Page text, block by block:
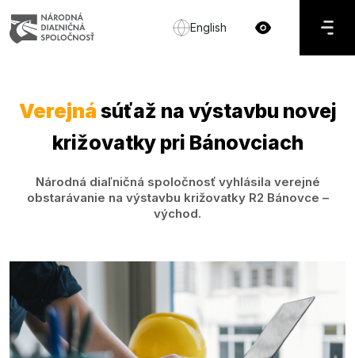
English
Verejná súťaž na výstavbu novej
križovatky pri Bánovciach
Národná diaľničná spoločnosť vyhlásila verejné
obstarávanie na výstavbu križovatky R2 Bánovce –
východ.